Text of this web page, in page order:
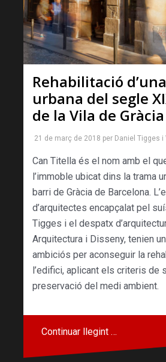
Rehabilitació
urbana del segle
de la Vila de Gràcia
21 de març de 2018 per Daniel Tigges i
Can Titella és el nom amb el
l’immoble ubicat dins la trama
barri de Gràcia de Barcelona.
d’arquitectes encapçalat pel
Tigges i el despatx
Arquitectura i Disseny, tenien
ambiciós per aconseguir la
l’edifici, aplicant els criteris de
preservació del medi ambient.
Continuar llegint …